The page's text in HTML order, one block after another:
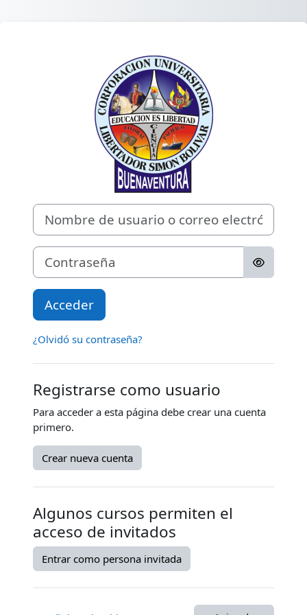
Entrar a
Nombre de usuario o correo electrónico
Contraseña
Acceder
¿Olvidó su contraseña?
Registrarse como usuario
Para acceder a esta página debe crear una cuenta
primero.
Crear nueva cuenta
Algunos cursos permiten el
acceso de invitados
Entrar como persona invitada